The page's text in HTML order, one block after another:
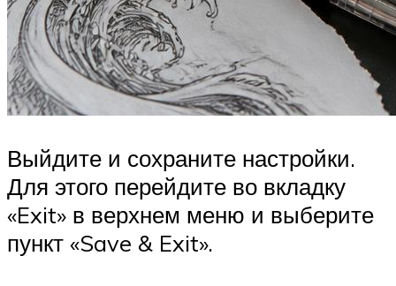
Выйдите и сохраните настройки.
Для этого перейдите во вкладку
«Exit» в верхнем меню и выберите
пункт «Save & Exit».